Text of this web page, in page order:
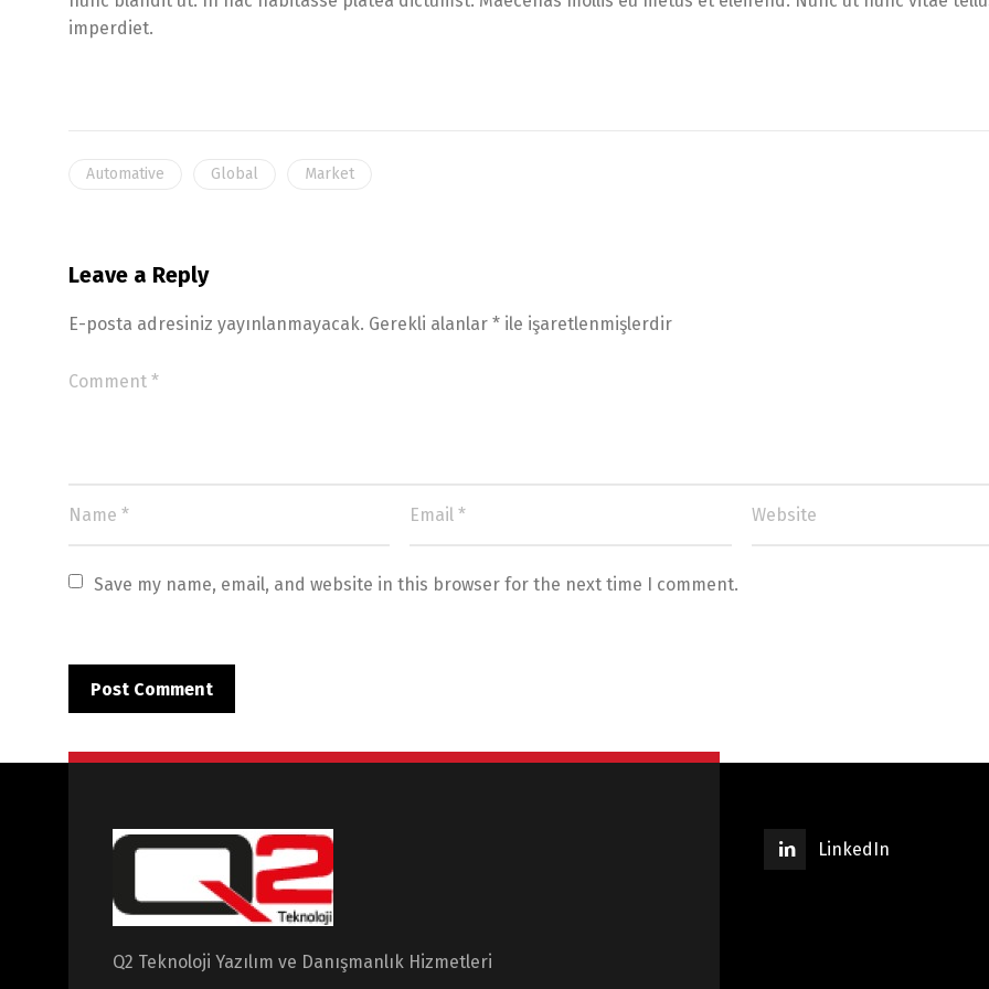
imperdiet.
Automative Global Market
Leave a Reply
E-posta adresiniz yayınlanmayacak. Gerekli alanlar * ile işaretlenmişlerdir
Save my name, email, and website in this browser for the next time I comment.
Q2 Teknoloji Yazılım ve Danışmanlık Hizmetleri
LinkedIn